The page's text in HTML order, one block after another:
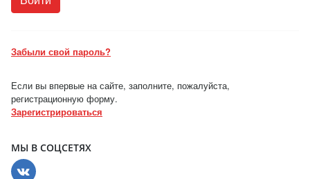
Забыли свой пароль?
Если вы впервые на сайте, заполните, пожалуйста,
регистрационную форму.
Зарегистрироваться
МЫ В СОЦСЕТЯХ